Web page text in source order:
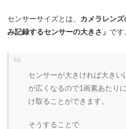
センサーサイズとは、
カメラレン
み記録するセンサーの大きさ」 です
センサーが大きければ大き
が広くなるので1画素あたり
け取ることができます。
そうすることで